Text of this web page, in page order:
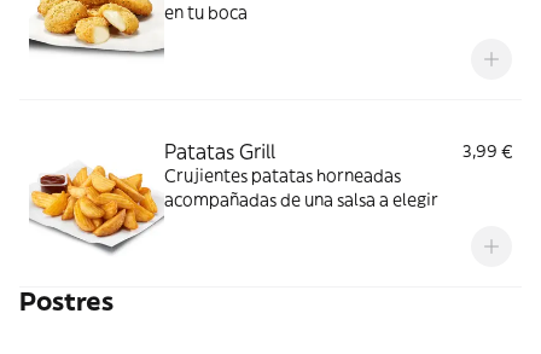
en tu boca
Patatas Grill
3,99 €
Crujientes patatas horneadas
acompañadas de una salsa a elegir
Postres